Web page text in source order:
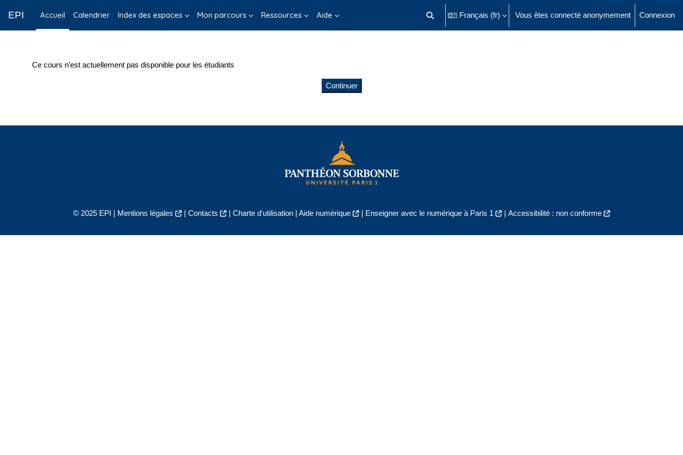
EPI Accueil Calendrier Index des espaces Mon parcours Ressources Aide Activer/désactiver la saisie de recherche
Français ‎(fr)‎ Vous êtes connecté anonymement Connexion
Ce cours n’est actuellement pas disponible pour les étudiants
Continuer
© 2025 EPI | Mentions légales | Contacts | Charte d'utilisation| Aide numérique | Enseigner avec le numérique à Paris 1 | Accessibilité : non conforme